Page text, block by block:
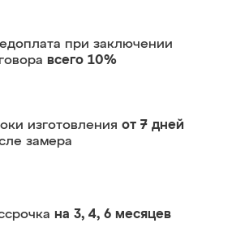
при заключении
всего 10%
изготовления от 7 дней
замера
на 3, 4, 6 месяцев